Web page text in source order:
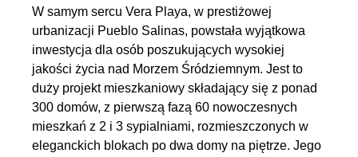
W samym sercu Vera Playa, w prestiżowej
urbanizacji Pueblo Salinas, powstała wyjątkowa
inwestycja dla osób poszukujących wysokiej
jakości życia nad Morzem Śródziemnym. Jest to
duży projekt mieszkaniowy składający się z ponad
300 domów, z pierwszą fazą 60 nowoczesnych
mieszkań z 2 i 3 sypialniami, rozmieszczonych w
eleganckich blokach po dwa domy na piętrze. Jego